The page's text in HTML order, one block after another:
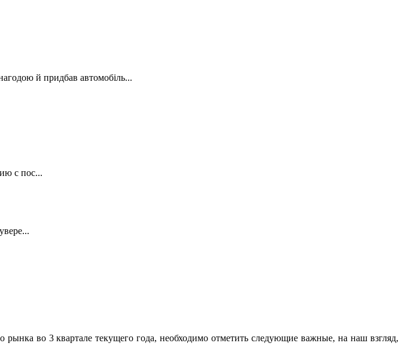
й придбав автомобіль...
с пос...
во 3 квартале текущего года, необходимо отметить следующие важные, на наш взгляд,